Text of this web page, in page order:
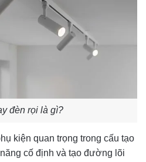
đèn rọi là gì?
kiện quan trọng trong cấu tạo
cố định và tạo đường lõi